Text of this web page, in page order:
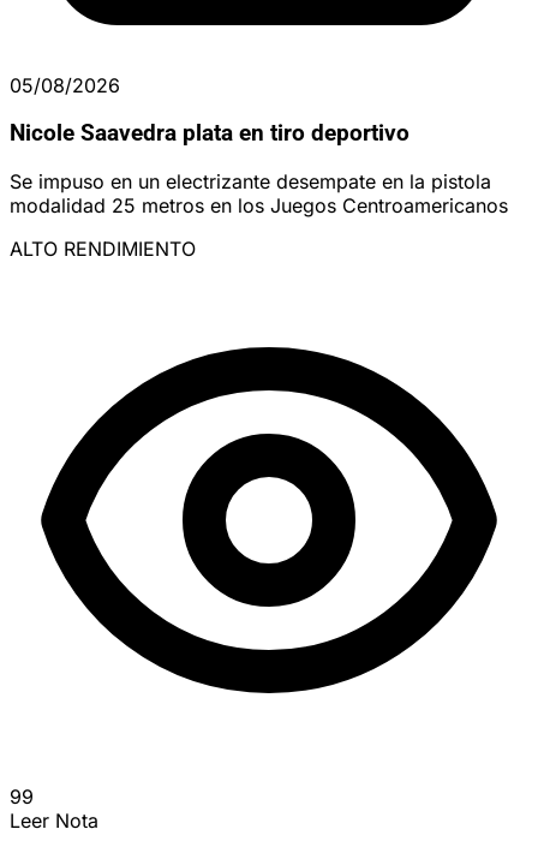
05/08/2026
Nicole Saavedra plata en tiro deportivo
Se impuso en un electrizante desempate en la pistola
modalidad 25 metros en los Juegos Centroamericanos
ALTO RENDIMIENTO
99
Leer Nota